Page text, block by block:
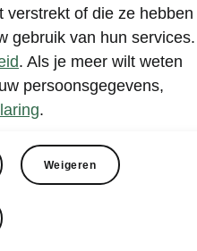
succesvol model. Dat is
uitvoeringen.
het ontwerp is even
verstrekt of die ze hebben
gebruik van hun services.
. Als je meer wilt weten
persoonsgegevens,
.
Weigeren